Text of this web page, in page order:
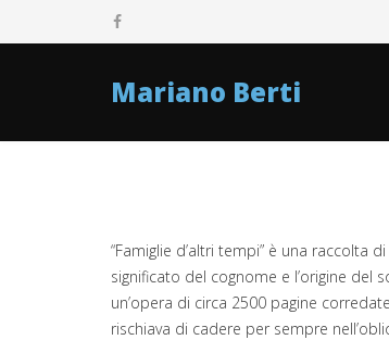
Mariano Berti
“Famiglie d’altri tempi” è una
significato del cognome e l’origine del
un’opera di circa 2500 pagine
rischiava di cadere per sempre